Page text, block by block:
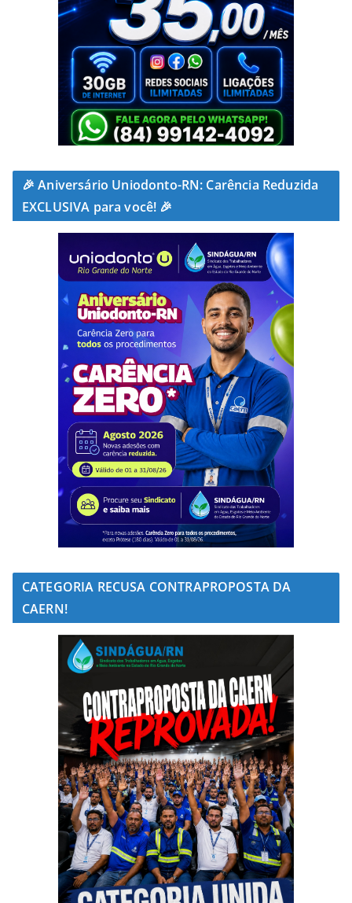
🎉 Aniversário Uniodonto-RN: Carência Reduzida
EXCLUSIVA para você! 🎉
CATEGORIA RECUSA CONTRAPROPOSTA DA
CAERN!